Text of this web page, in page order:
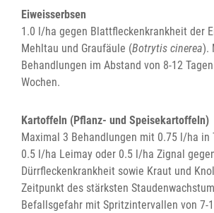
Eiweisserbsen
1.0 l/ha gegen Blattfleckenkrankheit der
Mehltau und Graufäule (Botrytis cinerea).
Behandlungen im Abstand von 8-12
Wochen.
Kartoffeln (Pflanz- und Speisekartoffeln)
Maximal 3 Behandlungen mit 0.75 l/ha in
0.5 l/ha Leimay oder 0.5 l/ha Zignal
Dürrfleckenkrankheit sowie Kraut und
Zeitpunkt des stärksten
Befallsgefahr mit Spritzintervallen von 7-